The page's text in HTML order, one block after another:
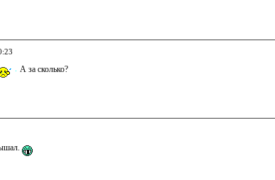
А за сколько?